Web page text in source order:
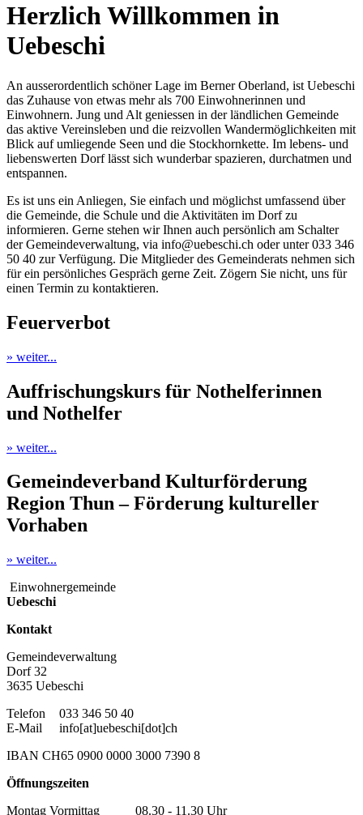
Herzlich Willkommen in
Uebeschi
An ausserordentlich schöner Lage im Berner Oberland, ist Uebeschi
das Zuhause von etwas mehr als 700 Einwohnerinnen und
Einwohnern. Jung und Alt geniessen in der ländlichen Gemeinde
das aktive Vereinsleben und die reizvollen Wandermöglichkeiten mit
Blick auf umliegende Seen und die Stockhornkette. Im lebens- und
liebenswerten Dorf lässt sich wunderbar spazieren, durchatmen und
entspannen.
Es ist uns ein Anliegen, Sie einfach und möglichst umfassend über
die Gemeinde, die Schule und die Aktivitäten im Dorf zu
informieren. Gerne stehen wir Ihnen auch persönlich am Schalter
der Gemeindeverwaltung, via info@uebeschi.ch oder unter 033 346
50 40 zur Verfügung. Die Mitglieder des Gemeinderats nehmen sich
für ein persönliches Gespräch gerne Zeit. Zögern Sie nicht, uns für
einen Termin zu kontaktieren.
Feuerverbot
» weiter...
Auffrischungskurs für Nothelferinnen
und Nothelfer
» weiter...
Gemeindeverband Kulturförderung
Region Thun – Förderung kultureller
Vorhaben
» weiter...
Einwohnergemeinde
Uebeschi
Kontakt
Gemeindeverwaltung
Dorf 32
3635 Uebeschi
Telefon
033 346 50 40
E-Mail
info[at]uebeschi[dot]ch
IBAN CH65 0900 0000 3000 7390 8
Öffnungszeiten
Montag Vormittag 08.30 - 11.30 Uhr